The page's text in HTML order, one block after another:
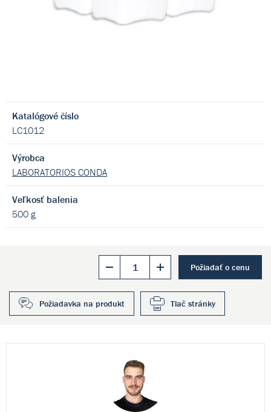
Katalógové číslo
LC1012
Výrobca
LABORATORIOS CONDA
Veľkosť balenia
500 g
Požiadať o cenu
Požiadavka na produkt Tlač stránky